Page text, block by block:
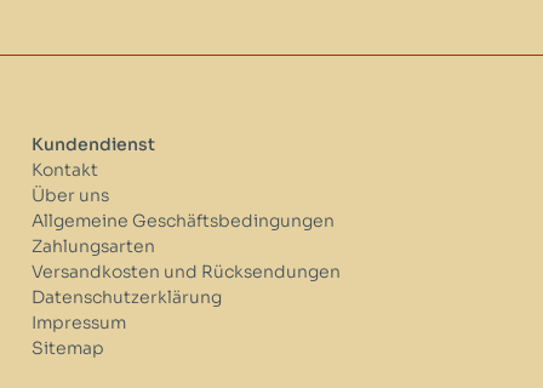
Kundendienst
Kontakt
Über uns
Allgemeine Geschäftsbedingungen
Zahlungsarten
Versandkosten und Rücksendungen
Datenschutzerklärung
Impressum
Sitemap